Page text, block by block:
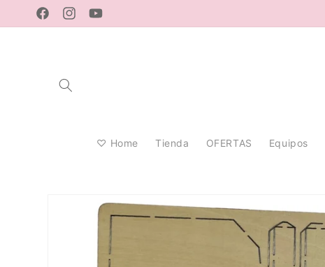
directamente
al contenido
FacebookInstagramYouTube
♡ Home Tienda OFERTAS Equipos
información
del producto